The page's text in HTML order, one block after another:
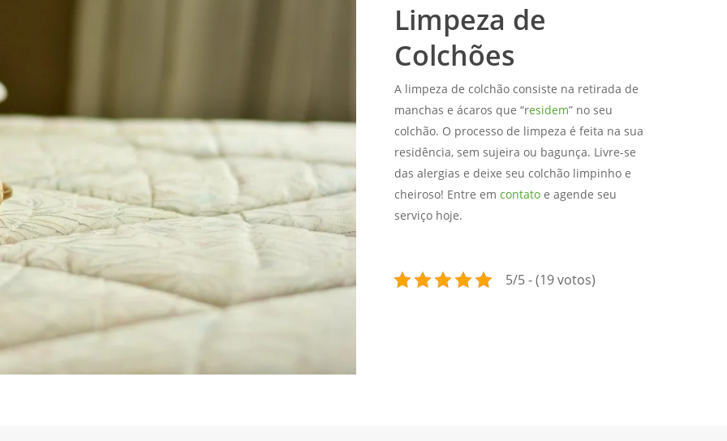
Limpeza de
Colchões
A limpeza de colchão consiste na retirada de
manchas e ácaros que “residem” no seu
colchão. O processo de limpeza é feita na sua
residência, sem sujeira ou bagunça. Livre-se
das alergias e deixe seu colchão limpinho e
cheiroso! Entre em contatoe agende seu
serviço hoje.
5/5 - (19 votos)